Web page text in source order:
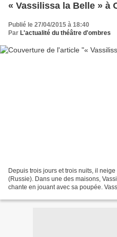
« Vassilissa la Belle » à
Publié le 27/04/2015 à 18:40
Par L'actualité du théâtre d'ombres
Depuis trois jours et trois nuits, il
(Russie). Dans une des maisons,
chante en jouant avec sa poupée.